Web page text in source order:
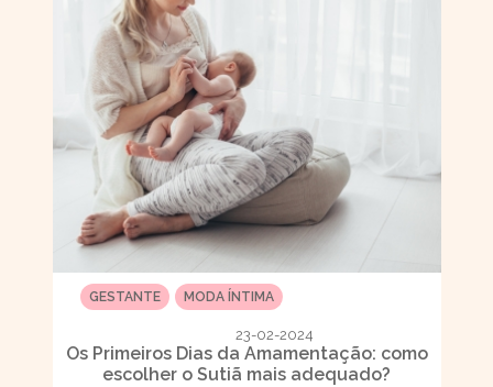
GESTANTE MODA ÍNTIMA
23-02-2024
Os Primeiros Dias da Amamentação: como
escolher o Sutiã mais adequado?